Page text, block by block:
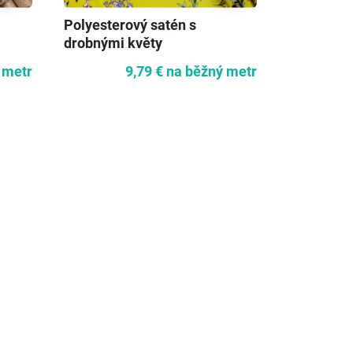
metr
Polyesterový satén s
drobnými květy
9,79 € na běžný metr